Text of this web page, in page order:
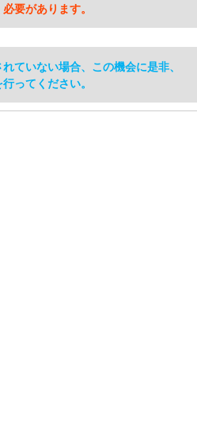
要があります。
ていない場合、この機会に是非、
ってください。